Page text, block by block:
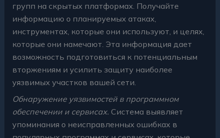
групп на скрытых платформах. Получайте
информацию о планируемых атаках,
инструментах, которые они используют, и целях,
которые они намечают. Эта информация дает
возможность подготовиться к потенциальным
вторжениям и усилить защиту наиболее
уязвимых участков вашей сети.
Обнаружение уязвимостей в программном
обеспечении и сервисах. Система выявляет
упоминания о неисправленных ошибках в